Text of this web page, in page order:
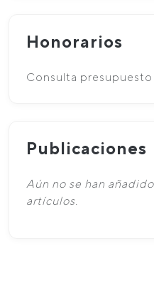
Honorarios
Consulta presupuesto
Publicaciones
Aún no se han
artículos.